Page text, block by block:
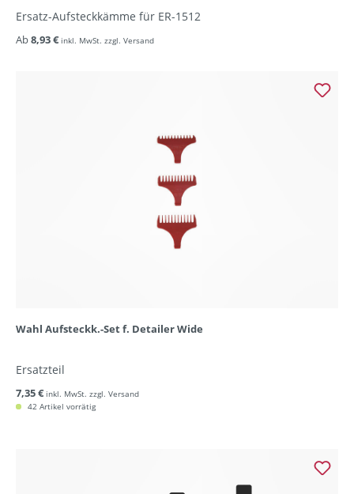
Ersatz-Aufsteckkämme für ER-1512
Ab8,93 € inkl. MwSt. zzgl. Versand
Wahl Aufsteckk.-Set f. Detailer Wide
Ersatzteil
7,35 € inkl. MwSt. zzgl. Versand
42 Artikel vorrätig